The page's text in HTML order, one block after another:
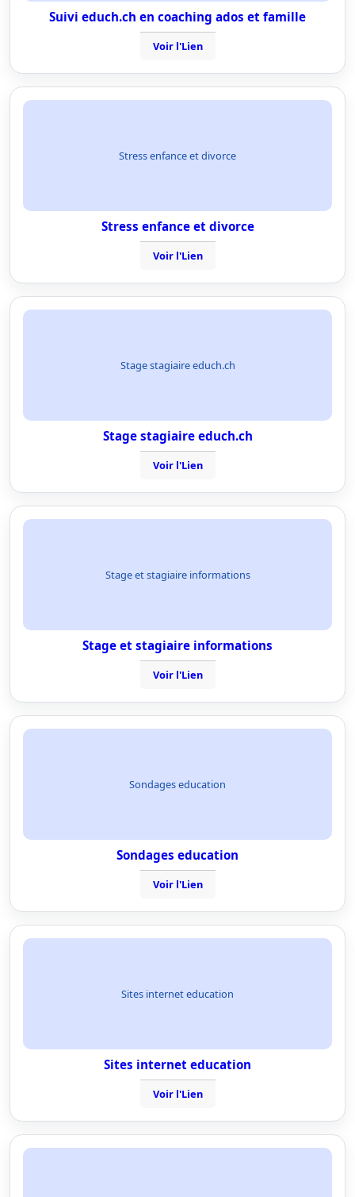
Suivi educh.ch en coaching ados et famille
Voir l'Lien
Stress enfance et divorce
Stress enfance et divorce
Voir l'Lien
Stage stagiaire educh.ch
Stage stagiaire educh.ch
Voir l'Lien
Stage et stagiaire informations
Stage et stagiaire informations
Voir l'Lien
Sondages education
Sondages education
Voir l'Lien
Sites internet education
Sites internet education
Voir l'Lien